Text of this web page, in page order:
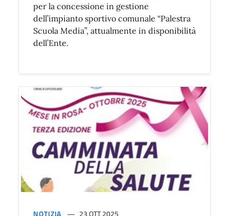
per la concessione in gestione
dell’impianto sportivo comunale “Palestra
Scuola Media”, attualmente in disponibilità
dell’Ente.
NOTIZIA 23 OTT 2025